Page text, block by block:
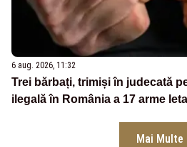
6 aug. 2026, 11:32
Trei bărbați, trimiși în judecată
ilegală în România a 17 arme
Mai Multe